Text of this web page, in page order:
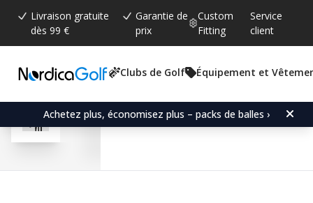
Livraison gratuite
dès 99 €
Garantie de
prix
Custom
Fitting
Service
client
Clubs de Golf Équipement et
Achetez plus, économisez plus – packs de balles ›
Note moyenne:
4.5 (votes:
13)
Adapter Sleeve for